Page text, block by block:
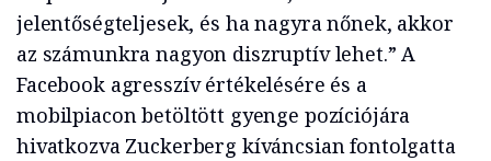
jelentőségteljesek, és ha nagyra nőnek, akkor
az számunkra nagyon diszruptív lehet.” A
Facebook agresszív értékelésére és a
mobilpiacon betöltött gyenge pozíciójára
hivatkozva Zuckerberg kíváncsian fontolgatta